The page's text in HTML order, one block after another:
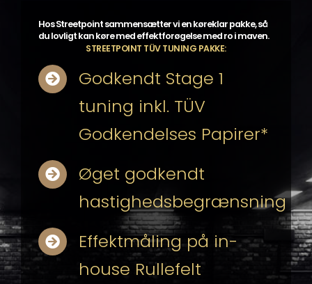
Hos Streetpoint sammensætter vi en køreklar pakke, så
du lovligt kan køre med effektforøgelse med ro i maven.
STREETPOINT TÜV TUNING PAKKE:
Godkendt Stage 1
tuning inkl. TÜV
Godkendelses Papirer*
Øget godkendt
hastighedsbegrænsning
Effektmåling på in-
house Rullefelt